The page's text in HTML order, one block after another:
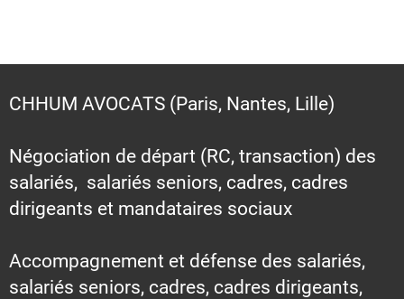
CHHUM AVOCATS (Paris, Nantes, Lille)
Négociation de départ (RC, transaction) des
salariés, salariés seniors, cadres, cadres
dirigeants et mandataires sociaux
Accompagnement et défense des salariés,
salariés seniors, cadres, cadres dirigeants,